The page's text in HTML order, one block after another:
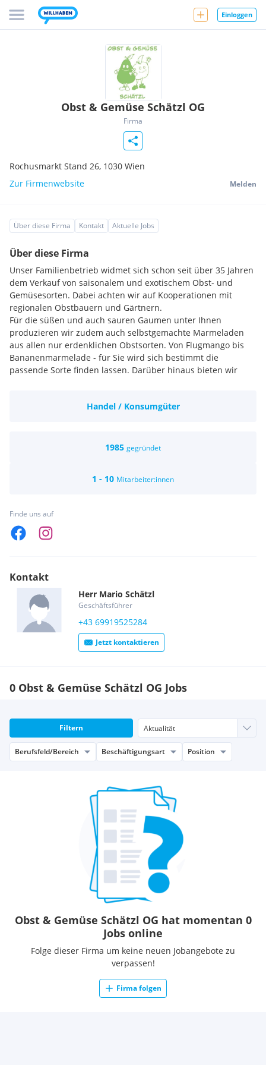
Einloggen
Obst & Gemüse Schätzl OG
Firma
Rochusmarkt Stand 26, 1030 Wien
Zur Firmenwebsite
Melden
Über diese Firma Kontakt Aktuelle Jobs
Über diese Firma
Unser Familienbetrieb widmet sich schon seit über 35 Jahren
dem Verkauf von saisonalem und exotischem Obst- und
Gemüsesorten. Dabei achten wir auf Kooperationen mit
regionalen Obstbauern und Gärtnern.
Für die süßen und auch sauren Gaumen unter Ihnen
produzieren wir zudem auch selbstgemachte Marmeladen
aus allen nur erdenklichen Obstsorten. Von Flugmango bis
Bananenmarmelade - für Sie wird sich bestimmt die
passende Sorte finden lassen. Darüber hinaus bieten wir
Freilandeier, Honig, diverse Nüsse und getrocknete Früchte
einen individuell gestalteten Geschenkkorb erstellen. Ob
in Szene und unterstützen Sie bei Ihren geplanten
Lieferservice an, der unsere frischen und gesunden Produkte
an Büros/Firmen, Schulen, Kindergärten, Restaurants und
private Haushalte zustellt.
bei uns kommen all Ihre Sinne auf den Geschmack!
Handel / Konsumgüter
1985 gegründet
1 - 10 Mitarbeiter:innen
Finde uns auf
Kontakt
Herr Mario Schätzl
Geschäftsführer
+43 69919525284
Jetzt kontaktieren
0 Obst & Gemüse Schätzl OG Jobs
Filtern
Berufsfeld/Bereich Beschäftigungsart Position
Obst & Gemüse Schätzl OG hat momentan 0
Jobs online
Folge dieser Firma um keine neuen Jobangebote zu
verpassen!
Firma folgen